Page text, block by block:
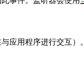
应用程序进行交互）